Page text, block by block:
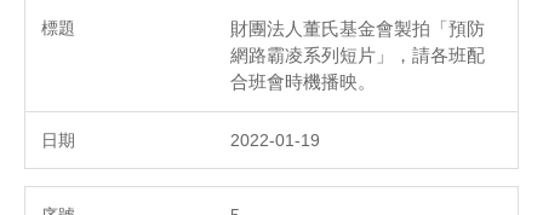
財團法人董氏基金會製拍「預防
網路霸凌系列短片」，請各班配
合班會時機播映。
2022-01-19